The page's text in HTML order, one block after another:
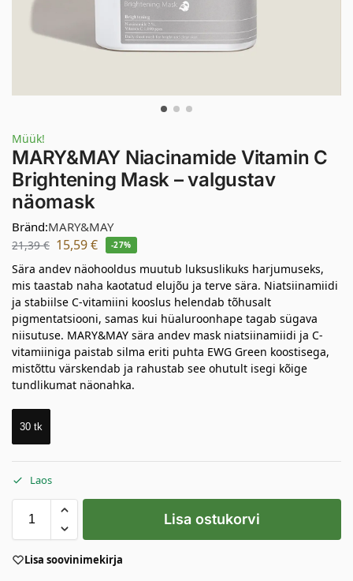
Müük!
MARY&MAY Niacinamide Vitamin C
Brightening Mask – valgustav
näomask
Bränd:MARY&MAY
21,39€ 15,59€ -27%
Sära andev näohooldus muutub luksuslikuks harjumuseks,
mis taastab naha kaotatud elujõu ja terve sära. Niatsiinamiidi
ja stabiilse C-vitamiini kooslus helendab tõhusalt
pigmentatsiooni, samas kui hüaluroonhape tagab sügava
niisutuse. MARY&MAY sära andev mask niatsiinamiidi ja C-
vitamiiniga paistab silma eriti puhta EWG Green koostisega,
mistõttu värskendab ja rahustab see ohutult isegi kõige
tundlikumat näonahka.
30 tk
Laos
Lisa ostukorvi
Lisa soovinimekirja